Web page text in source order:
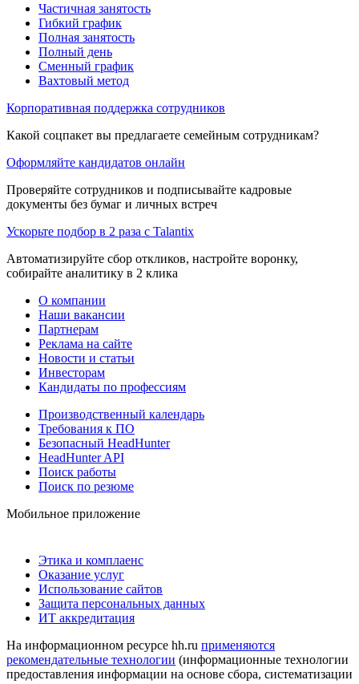
Частичная занятость
Гибкий график
Полная занятость
Полный день
Сменный график
Вахтовый метод
Корпоративная поддержка сотрудников
Какой соцпакет вы предлагаете семейным сотрудникам?
Оформляйте кандидатов онлайн
Проверяйте сотрудников и подписывайте кадровые
документы без бумаг и личных встреч
Ускорьте подбор в 2 раза с Talantix
Автоматизируйте сбор откликов, настройте воронку,
собирайте аналитику в 2 клика
О компании
Наши вакансии
Партнерам
Реклама на сайте
Новости и статьи
Инвесторам
Кандидаты по профессиям
Производственный календарь
Требования к ПО
Безопасный HeadHunter
HeadHunter API
Поиск работы
Поиск по резюме
Мобильное приложение
Этика и комплаенс
Оказание услуг
Использование сайтов
Защита персональных данных
ИТ аккредитация
На информационном ресурсе hh.ru применяются
рекомендательные технологии (информационные технологии
предоставления информации на основе сбора, систематизации